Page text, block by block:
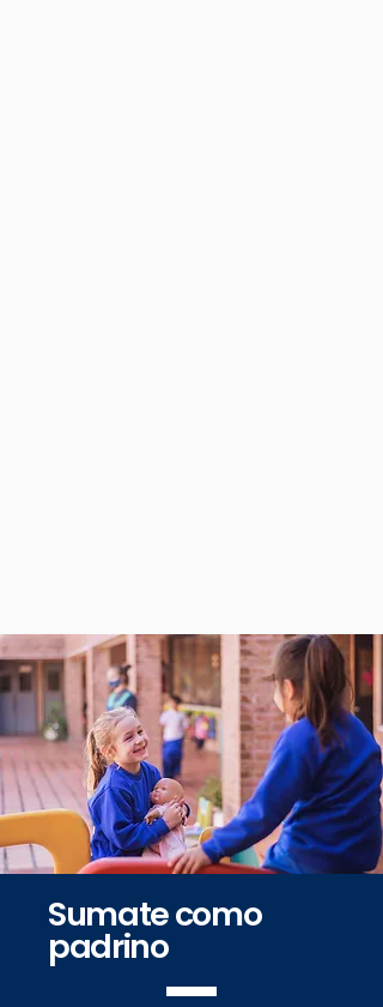
Sumate como
padrino